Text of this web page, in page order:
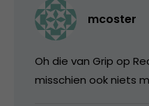
mcoster
Oh die van Grip op
misschien ook niets